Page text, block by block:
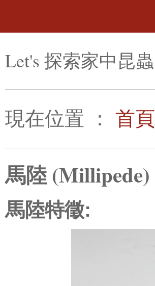
Let's 探索家中昆蟲
現在位置 ： 首頁
馬陸 (Millipede)
馬陸特徵: